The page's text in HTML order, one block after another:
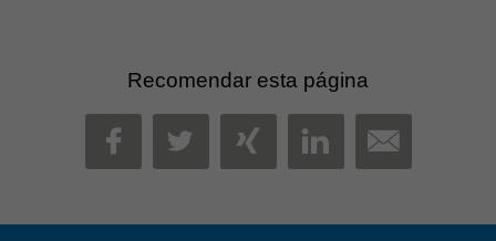
Recomendar esta página
FACEBOOK
TWITTER
XINGLINKEDIN
MAIL